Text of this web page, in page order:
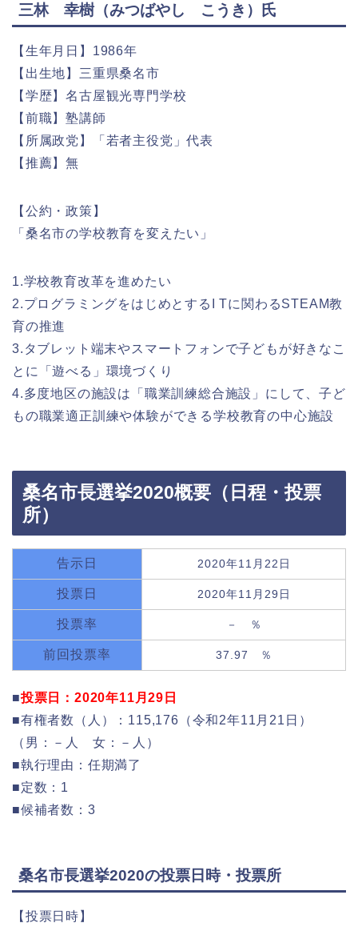
三林 幸樹（みつばやし こうき）氏
【生年月日】1986年
【出生地】三重県桑名市
【学歴】名古屋観光専門学校
【前職】塾講師
【所属政党】「若者主役党」代表
【推薦】無
【公約・政策】
「桑名市の学校教育を変えたい」
1.学校教育改革を進めたい
2.プログラミングをはじめとするI Tに関わるSTEAM教
育の推進
3.タブレット端末やスマートフォンで子どもが好きなこ
とに「遊べる」環境づくり
4.多度地区の施設は「職業訓練総合施設」にして、子ど
もの職業適正訓練や体験ができる学校教育の中心施設
桑名市長選挙2020概要（日程・投票
所）
告示日 2020年11月22日
投票日 2020年11月29日
投票率 － ％
前回投票率 37.97 ％
■投票日：2020年11月29日
■有権者数（人）：115,176（令和2年11月21日）
（男：－人 女：－人）
■執行理由：任期満了
■定数：1
■候補者数：3
桑名市長選挙2020の投票日時・投票所
【投票日時】